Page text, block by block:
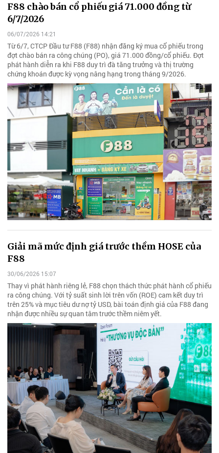
F88 chào bán cổ phiếu giá 71.000 đồng từ
6/7/2026
06/07/2026 14:21
Từ 6/7, CTCP Đầu tư F88 (F88) nhận đăng ký mua cổ phiếu trong
đợt chào bán ra công chúng (PO), giá 71.000 đồng/cổ phiếu. Đợt
phát hành diễn ra khi F88 duy trì đà tăng trưởng và thị trường
chứng khoán được kỳ vọng nâng hạng trong tháng 9/2026.
Giải mã mức định giá trước thềm HOSE của
F88
30/06/2026 15:07
Thay vì phát hành riêng lẻ, F88 chọn thách thức phát hành cổ phiếu
ra công chúng. Với tỷ suất sinh lời trên vốn (ROE) cam kết duy trì
trên 25% và mục tiêu dư nợ tỷ USD, bài toán định giá của F88 đang
nhận được nhiều sự quan tâm trước thềm niêm yết.